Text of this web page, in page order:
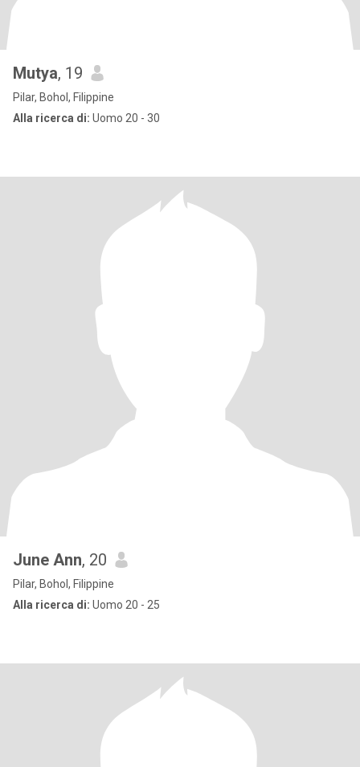
Mutya, 19
Pilar, Bohol, Filippine
Alla ricerca di: Uomo 20 - 30
June Ann, 20
Pilar, Bohol, Filippine
Alla ricerca di: Uomo 20 - 25